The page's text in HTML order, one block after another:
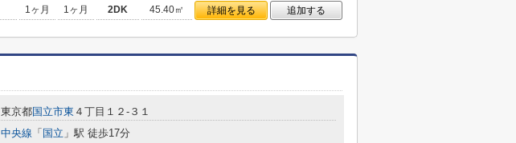
1ヶ月 1ヶ月 2DK 45.40㎡ 詳細を見る 追加する
東京都国立市東 ４丁目１２-３１
中央線 「 国立 」駅 徒歩17分